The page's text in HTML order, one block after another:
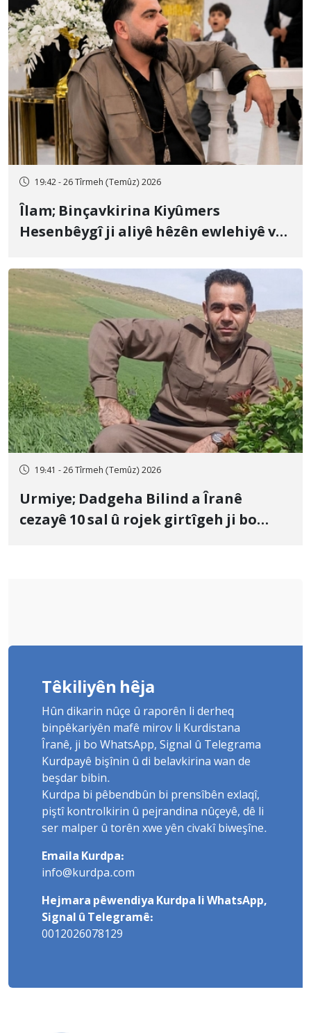
19:42 - 26 Tîrmeh (Temûz) 2026
Îlam; Binçavkirina Kiyûmers
Hesenbêygî ji aliyê hêzên ewlehiyê ve
19:41 - 26 Tîrmeh (Temûz) 2026
Urmiye; Dadgeha Bilind a Îranê
cezayê 10 sal û rojek girtîgeh ji bo
Têkiliyên hêja
Hûn dikarin nûçe û raporên li derheq
binpêkariyên mafê mirov li Kurdistana
Îranê, ji bo WhatsApp, Signal û Telegrama
Kurdpayê bişînin û di belavkirina wan de
beşdar bibin.
Kurdpa bi pêbendbûn bi prensîbên exlaqî,
piştî kontrolkirin û pejrandina nûçeyê, dê li
ser malper û torên xwe yên civakî biweşîne.
Emaila Kurdpa:
info@kurdpa.com
Hejmara pêwendiya Kurdpa li WhatsApp,
Signal û Telegramê:
0012026078129